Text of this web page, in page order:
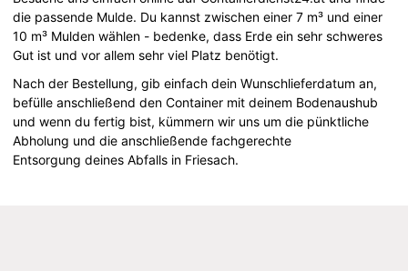
die passende Mulde. Du kannst zwischen einer 7 m³ und einer
10 m³ Mulden wählen - bedenke, dass Erde ein sehr schweres
Gut ist und vor allem sehr viel Platz benötigt.
Nach der Bestellung, gib einfach dein Wunschlieferdatum an,
befülle anschließend den Container mit deinem Bodenaushub
und wenn du fertig bist, kümmern wir uns um die pünktliche
Abholung und die anschließende fachgerechte
Entsorgung deines Abfalls in Friesach.